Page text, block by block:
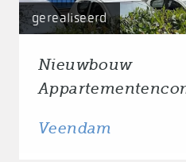
gerealiseerd
Nieuwbouw
Veendam